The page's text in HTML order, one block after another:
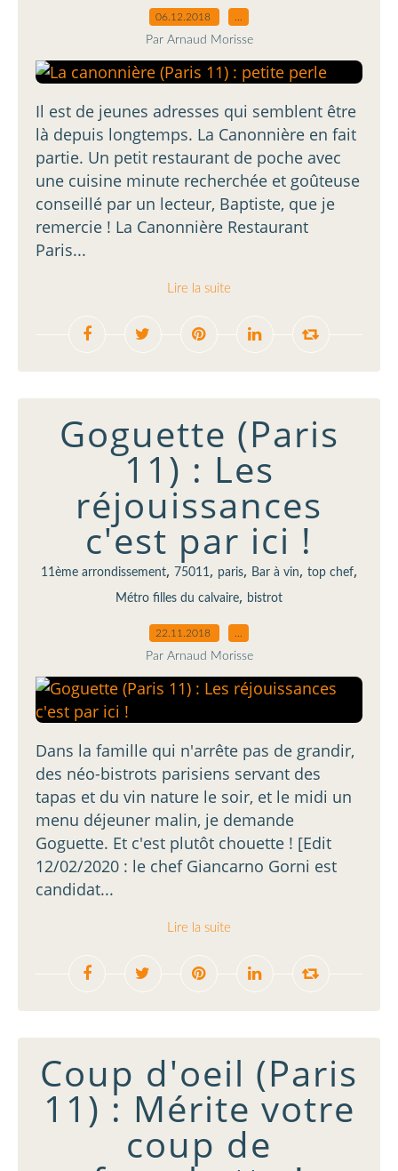
06.12.2018
Par Arnaud Morisse
Il est de jeunes adresses qui semblent être
là depuis longtemps. La Canonnière en fait
partie. Un petit restaurant de poche avec
une cuisine minute recherchée et goûteuse
conseillé par un lecteur, Baptiste, que je
remercie ! La Canonnière Restaurant
Paris...
Lire la suite
Goguette (Paris
11) : Les
réjouissances
c'est par ici !
11ème arrondissement, 75011, paris, Bar à vin, top chef,
Métro filles du calvaire, bistrot
22.11.2018
Par Arnaud Morisse
Dans la famille qui n'arrête pas de grandir,
des néo-bistrots parisiens servant des
tapas et du vin nature le soir, et le midi un
menu déjeuner malin, je demande
Goguette. Et c'est plutôt chouette ! [Edit
12/02/2020 : le chef Giancarno Gorni est
candidat...
Lire la suite
Coup d'oeil (Paris
11) : Mérite votre
coup de